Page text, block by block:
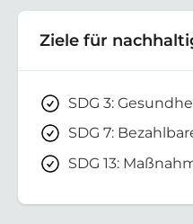
Ziele für
SDG 3:
SDG 7:
SDG 13: